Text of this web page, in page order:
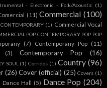
- Electronic - Folk/Acoustic (1)
(11) Commercial (100)
(1) Commercial Vocal
POP CONTEMPORARY POP POP
(7) Contemporany Pop (11)
(3) Contemporary Pop
(16)
SOUL (1) Corridos (1) Country (96)
(26) Cover (official) (25) Covers (1)
Dance Hall (5) Dance Pop (204)